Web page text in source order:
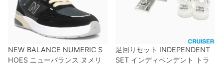
NEW BALANCE NUMERIC S
HOES ニューバランス ヌメリ
足回りセット INDEPENDENT
SET インディペンデント
トラ